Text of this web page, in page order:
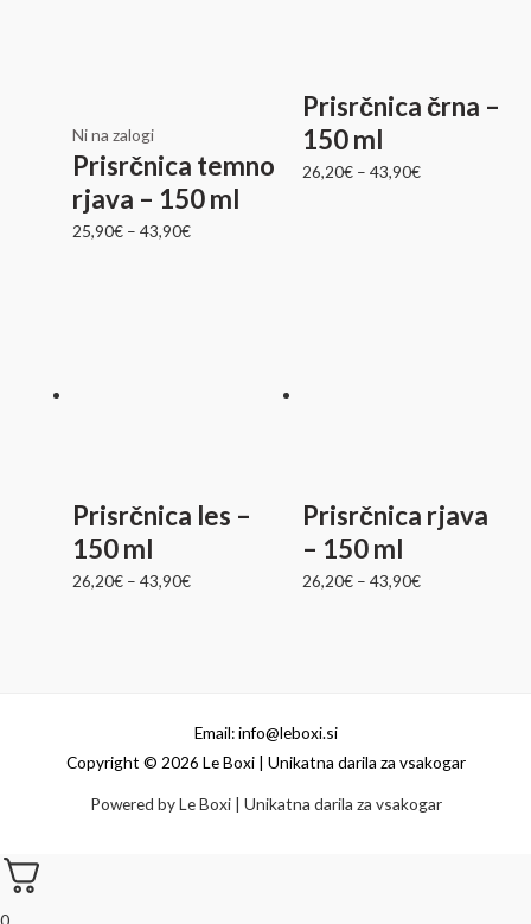
Ni na zalogi
Prisrčnica temno
rjava – 150 ml
25,90€ –43,90€
Prisrčnica črna –
150 ml
26,20€– 43,90€
Prisrčnica les –
150 ml
26,20€ –43,90€
Prisrčnica rjava
– 150 ml
26,20€– 43,90€
Email: info@leboxi.si
Copyright © 2026 Le Boxi | Unikatna darila za vsakogar
Powered by Le Boxi | Unikatna darila za vsakogar
0